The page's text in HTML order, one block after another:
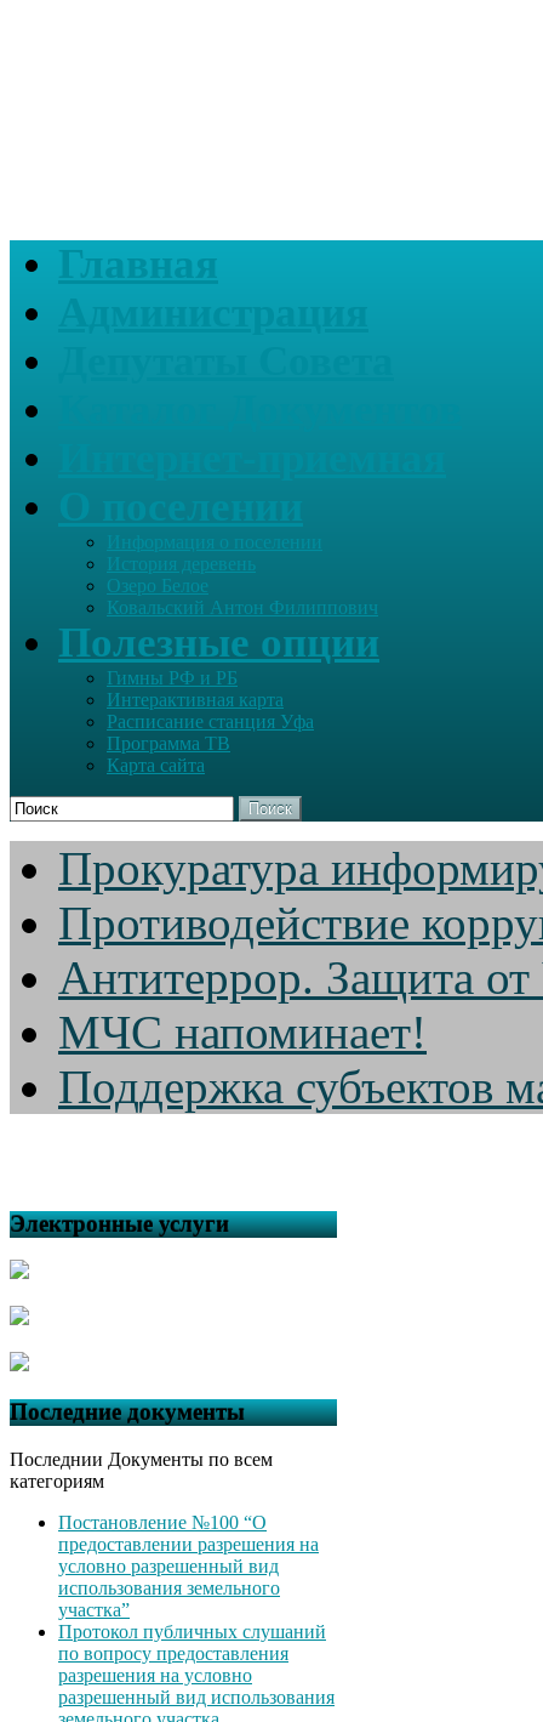
Главная
Информация о поселении
История деревень
Озеро Белое
Ковальский Антон Филиппович
Полезные опции
Гимны РФ и РБ
Интерактивная карта
Расписание станция Уфа
Программа ТВ
Карта сайта
Поиск
Прокуратура
Противодействие
Антитеррор. Защита
МЧС напоминает!
Поддержка субъектов
Электронные услуги
Последние документы
Последнии Документы по всем
категориям
Постановление №100 “О
предоставлении разрешения на
условно разрешенный вид
использования земельного
участка”
Протокол публичных слушаний
по вопросу предоставления
разрешения на условно
разрешенный вид использования